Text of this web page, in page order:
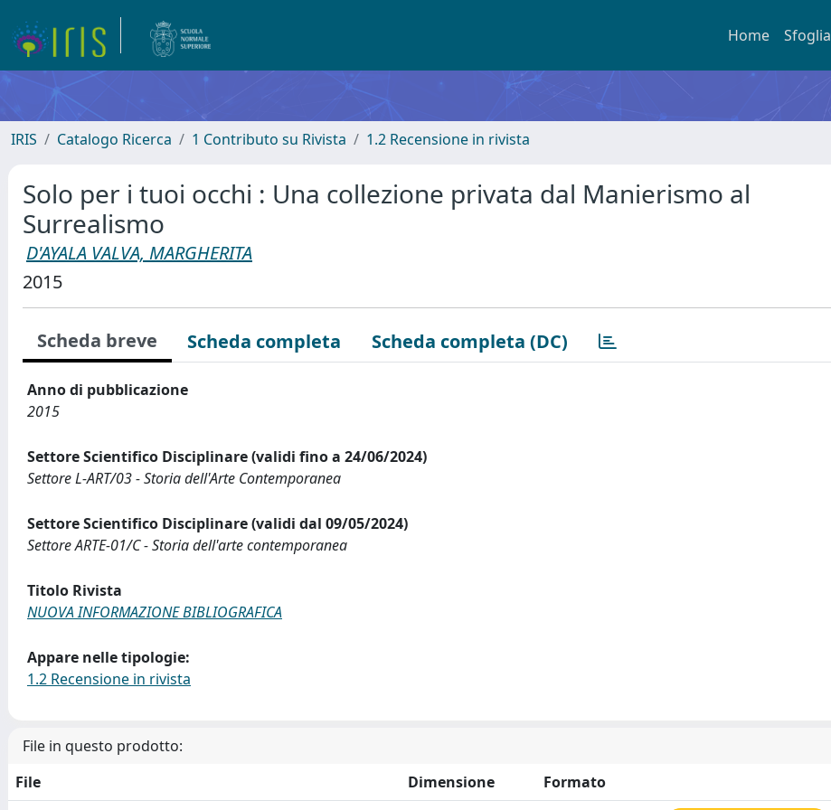
Home Sfoglia
IRIS Catalogo Ricerca 1 Contributo su Rivista 1.2 Recensione in rivista
Solo per i tuoi occhi : Una collezione privata dal Manierismo al
Surrealismo
D'AYALA VALVA, MARGHERITA
2015
Scheda breve Scheda completa Scheda completa (DC)
Anno di pubblicazione
2015
Settore Scientifico Disciplinare (validi fino a 24/06/2024)
Settore L-ART/03 - Storia dell'Arte Contemporanea
Settore Scientifico Disciplinare (validi dal 09/05/2024)
Settore ARTE-01/C - Storia dell'arte contemporanea
Titolo Rivista
NUOVA INFORMAZIONE BIBLIOGRAFICA
Appare nelle tipologie:
1.2 Recensione in rivista
File in questo prodotto:
File
Dimensione
Formato